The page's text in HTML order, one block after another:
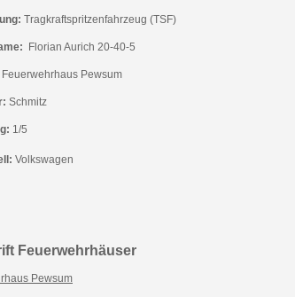
Tragkraftspritzenfahrzeug (TSF)
Florian Aurich 20-40-5
Feuerwehrhaus Pewsum
Schmitz
1/5
Volkswagen
Feuerwehrhäuser
Pewsum